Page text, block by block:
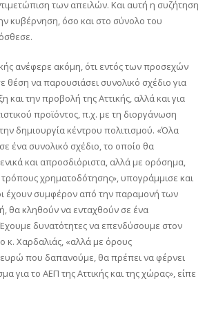
των απειλών. Και αυτή η συζήτηση
κυβέρνηση, όσο και στο σύνολο του
ανέφερε ακόμη, ότι εντός των προσεχών
θέση να παρουσιάσει συνολικό σχέδιο για
και την προβολή της Αττικής, αλλά και για
προϊόντος, π.χ. με τη διοργάνωση
δημιουργία κέντρου πολιτισμού. «Όλα
ένα συνολικό σχέδιο, το οποίο θα
και απροσδιόριστα, αλλά με ορόσημα,
χρηματοδότησης», υπογράμμισε και
έχουν συμφέρον από την παραμονή των
θα κληθούν να ενταχθούν σε ένα
δυνατότητες να επενδύσουμε στον
κ. Χαρδαλιάς, «αλλά με όρους
που δαπανούμε, θα πρέπει να φέρνει
για το ΑΕΠ της Αττικής και της χώρας», είπε